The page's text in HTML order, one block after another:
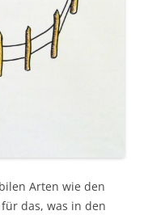
Arten wie den
das, was in den